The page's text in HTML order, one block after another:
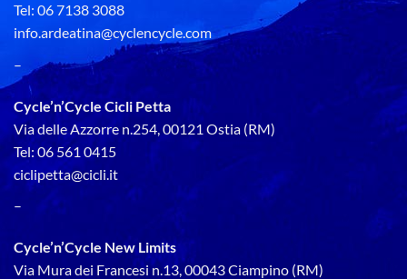
Tel: 06 7138 3088
info.ardeatina@cyclencycle.com
–
Cycle’n’Cycle Cicli Petta
Via delle Azzorre n.254, 00121 Ostia (RM)
Tel: 06 561 0415
ciclipetta@cicli.it
–
Cycle’n’Cycle New Limits
Via Mura dei Francesi n.13, 00043 Ciampino (RM)